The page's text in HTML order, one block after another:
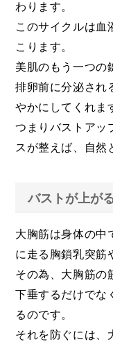
わります。
このサイクルは血
こります。
美肌のもう一つの
排卵前に分泌され
やかにしてくれま
つまりバストアッ
スが整えば、自然
バストが上が
大胸筋は身体の中
に走る胸鎖乳突筋
その為、大胸筋の
下垂するだけで
るのです。
それを防ぐには、